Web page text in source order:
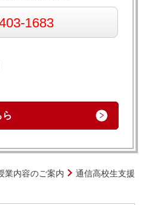
1683
業内容のご案内 通信高校生支援